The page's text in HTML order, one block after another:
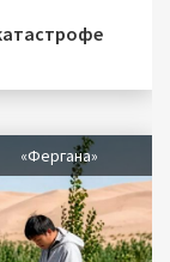
«Фергана»